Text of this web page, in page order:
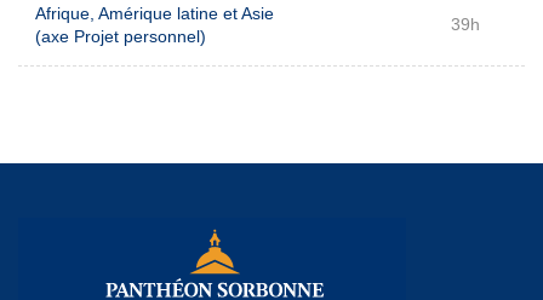
Afrique, Amérique latine et Asie
(axe Projet personnel)
39h